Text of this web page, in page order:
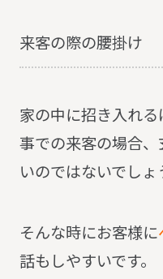
来客の際の腰掛け
家の中に招き入れ
事での来客の場合
いのではないでしょ
そんな時にお客様に
話もしやすいです。